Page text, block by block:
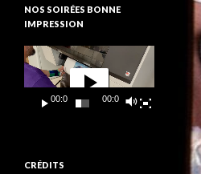
NOS SOIRÉES BONNE
IMPRESSION
Lecteur
vidéo
00:00 00:09
CRÉDITS